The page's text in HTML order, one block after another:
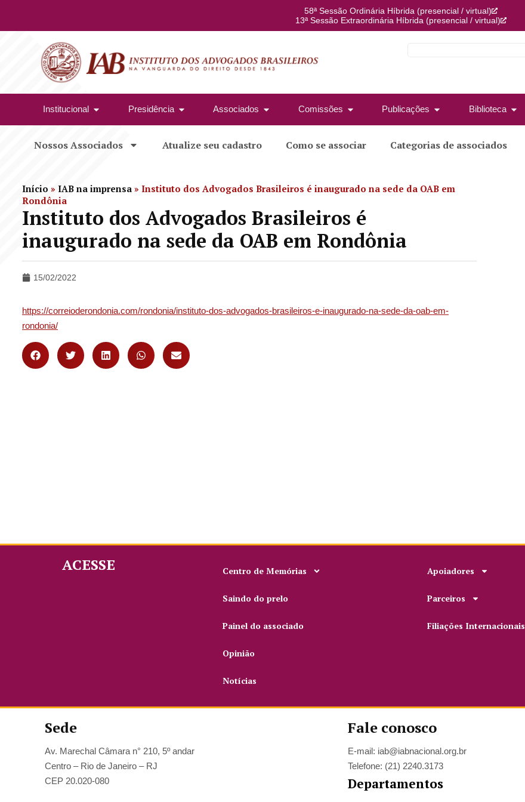
58ª Sessão Ordinária Híbrida (presencial / virtual)
13ª Sessão Extraordinária Híbrida (presencial / virtual)
Institucional Presidência Associados Comissões Publicações Biblioteca
Nossos Associados Atualize seu cadastro Como se associar Categorias de associados
Início » IAB na imprensa » Instituto dos Advogados Brasileiros é inaugurado na sede da OAB em
Rondônia
Instituto dos Advogados Brasileiros é
inaugurado na sede da OAB em Rondônia
15/02/2022
https://correioderondonia.com/rondonia/instituto-dos-advogados-brasileiros-e-inaugurado-na-sede-da-oab-em-
rondonia/
ACESSE Centro de Memórias
Saindo do prelo
Painel do associado
Opinião
Notícias
Apoiadores
Parceiros
Filiações Internacionais
Sede
Av. Marechal Câmara n° 210, 5º andar
Centro – Rio de Janeiro – RJ
CEP 20.020-080
Fale conosco
E-mail: iab@iabnacional.org.br
Telefone: (21) 2240.3173
Departamentos